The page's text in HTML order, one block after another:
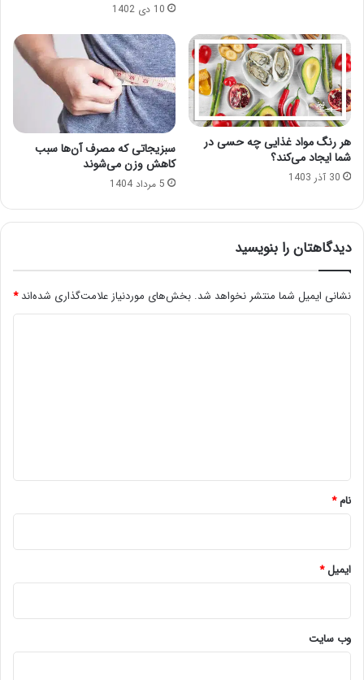
10 دی 1402
هر رنگ مواد غذایی چه حسی در
شما ایجاد می‌کند؟
30 آذر 1403
سبزیجاتی که مصرف آن‌ها سبب
کاهش وزن می‌شوند
5 مرداد 1404
دیدگاهتان را بنویسید
نشانی ایمیل شما منتشر نخواهد شد. بخش‌های موردنیاز علامت‌گذاری شده‌اند*
نام*
ایمیل*
وب‌ سایت